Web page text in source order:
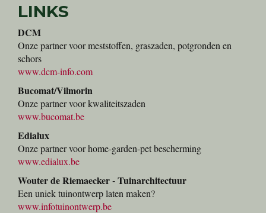
LINKS
DCM
Onze partner voor meststoffen, graszaden, potgronden en
schors
www.dcm-info.com
Bucomat/Vilmorin
Onze partner voor kwaliteitszaden
www.bucomat.be
Edialux
Onze partner voor home-garden-pet bescherming
www.edialux.be
Wouter de Riemaecker - Tuinarchitectuur
Een uniek tuinontwerp laten maken?
www.infotuinontwerp.be